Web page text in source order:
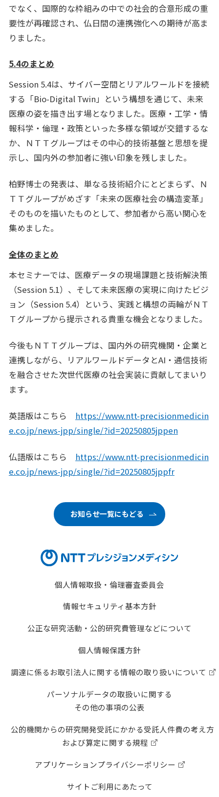
でなく、国際的な枠組みの中での社会的合意形成の重
要性が再確認され、仏日間の連携強化への期待が高ま
りました。
5.4のまとめ
Session 5.4は、サイバー空間とリアルワールドを接続
する「Bio-Digital Twin」という構想を通じて、未来
医療の姿を描き出す場となりました。医療・工学・情
報科学・倫理・政策といった多様な領域が交錯するな
か、ＮＴＴグループはその中心的技術基盤と思想を提
示し、国内外の参加者に強い印象を残しました。
柏野博士の発表は、単なる技術紹介にとどまらず、Ｎ
ＴＴグループがめざす「未来の医療社会の構造変革」
そのものを描いたものとして、参加者から高い関心を
集めました。
全体のまとめ
本セミナーでは、医療データの現場課題と技術解決策
（Session 5.1）、そして未来医療の実現に向けたビジ
ョン（Session 5.4）という、実践と構想の両輪がＮＴ
Ｔグループから提示される貴重な機会となりました。
今後もＮＴＴグループは、国内外の研究機関・企業と
連携しながら、リアルワールドデータとAI・通信技術
を融合させた次世代医療の社会実装に貢献してまいり
ます。
英語版はこちら https://www.ntt-precisionmedicin
e.co.jp/news-jpp/single/?id=20250805jppen
仏語版はこちら https://www.ntt-precisionmedicin
e.co.jp/news-jpp/single/?id=20250805jppfr
お知らせ一覧にもどる
個人情報取扱・倫理審査委員会
情報セキュリティ基本方針
公正な研究活動・公的研究費管理などについて
個人情報保護方針
調達に係るお取引法人に関する情報の取り扱いについて
パーソナルデータの取扱いに関する
その他の事項の公表
公的機関からの研究開発受託にかかる受託人件費の考え方
および算定に関する規程
アプリケーションプライバシーポリシー
サイトご利用にあたって